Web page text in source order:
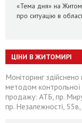
«Тема дня» на
про ситуацію в
ЦІНИ В ЖИТОМИРІ
Моніторинг здійснено
методом контрольної
продажу: АТБ, пр.
пр. Незалежності,